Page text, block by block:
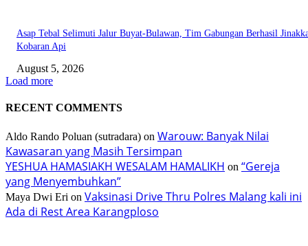
Asap Tebal Selimuti Jalur Buyat-Bulawan, Tim Gabungan Berhasil
Kobaran Api
August 5, 2026
Load more
RECENT COMMENTS
Aldo Rando Poluan (sutradara) on Warouw: Banyak Nilai
Kawasaran yang Masih Tersimpan
YESHUA HAMASIAKH WESALAM HAMALIKH on “Gereja
yang Menyembuhkan”
Maya Dwi Eri on Vaksinasi Drive Thru Polres Malang kali ini
Ada di Rest Area Karangploso